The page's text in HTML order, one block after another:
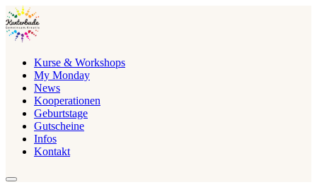
Kurse & Workshops
My Monday
News
Kooperationen
Geburtstage
Gutscheine
Infos
Kontakt